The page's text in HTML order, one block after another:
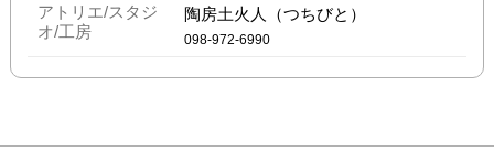
アトリエ/スタジ
オ/工房
陶房土火人（つちびと）
098‐972-6990